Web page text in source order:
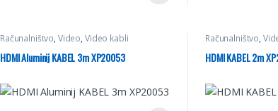
Računalništvo, Video, Video kabli
HDMI Aluminij KABEL 3m XP20053
Računalništvo,
HDMI KABEL 2m